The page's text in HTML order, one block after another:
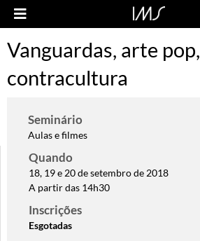
Vanguardas, arte pop,
contracultura
Seminário
Aulas e filmes
Quando
18, 19 e 20 de setembro de 2018
A partir das 14h30
Inscrições
Esgotadas